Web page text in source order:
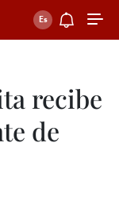
recibe
de